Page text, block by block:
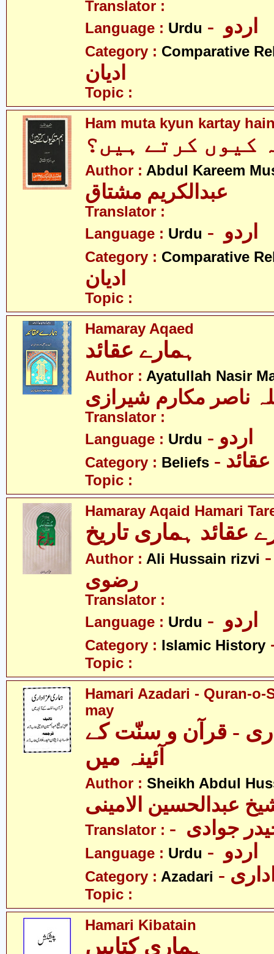
Translator :
Language : Urdu
Category : Comparative
ادیان
Topic :
Ham muta kyun kartay
کیوں کرتے ہیں؟
Author : Abdul Kareem
عبدالکریم مشتاق
Translator :
Language : Urdu
Category : Comparative
ادیان
Topic :
Hamaray Aqaed
ہمارے عقائد
Author : Ayatullah Nasir
ناصر مکارم شیرازی
Translator :
Language : Urdu - اردو
Category : Beliefs - عقائد
Topic :
Hamaray Aqaid Hamari
Author : Ali Hussain rizvi
Translator :
Language : Urdu
Category : Islamic History
Topic :
Hamari Azadari - Quran-o-
may
- قرآن و سنّت کے
آئینہ میں
Author : Sheikh Abdul
عبدالحسین الامینی
Translator : جوادی
Language : Urdu
Category : Azadari
Topic :
Hamari Kibatain
ہماری کتابیں